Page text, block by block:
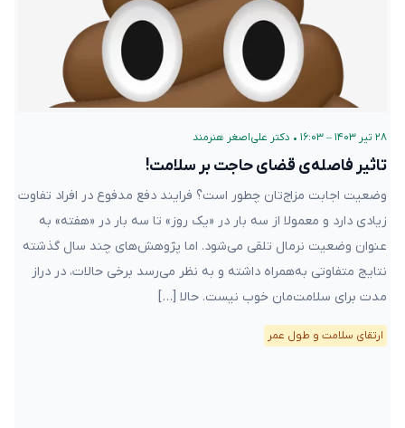
۲۸ تیر ۱۴۰۳ – ۱۶:۰۳ • دکتر علی‌اصغر هنرمند
تاثیر فاصله‌ی قضای حاجت بر سلامت!
وضعیت اجابت مزاج‌تان چطور است؟ فرایند دفع مدفوع در افراد تفاوت
زیادی دارد و معمولا از سه بار در «یک روز» تا سه بار در «هفته» به
عنوان وضعیت نرمال تلقی می‌شود. اما پژوهش‌های چند سال گذشته
نتایج متفاوتی به‌همراه داشته‌ و به نظر می‌رسد برخی حالات، در دراز
مدت برای سلامت‌مان خوب نیست. حالا […]
ارتقای سلامت و طول عمر